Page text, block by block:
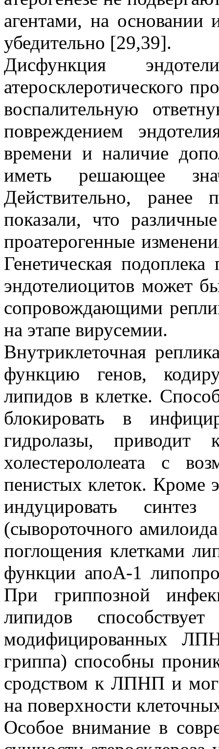
агентами, на основании
убедительно [29,39].
Дисфункция
атеросклеротического
воспалительную
повреждением
времени и наличие
иметь решающее
Действительно, ранее
показали, что
проатерогенные
Генетическая
эндотелиоцитов может
сопровождающими
на этапе вирусемии.
Внутриклеточная
функцию генов,
липидов в клетке.
блокировать в
гидролазы,
холестерололеата с
пенистых клеток. Кроме
индуцировать
(сывороточного
поглощения клетками
функции апоА-1
При гриппозной
липидов
модифицированных
гриппа) способны
сродством к ЛПНП и
на поверхности
Особое внимание в